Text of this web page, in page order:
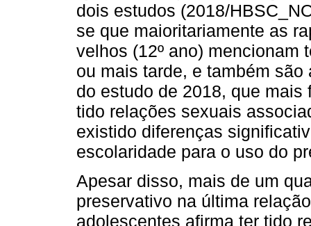
dois estudos (2018/
se que maioritariamente as
velhos (12º ano) mencionam
ou mais tarde, e também
do estudo de 2018, que
tido relações sexuais
existido diferenças
escolaridade para o uso do
Apesar disso, mais de um
preservativo na última
adolescentes afirma ter tido